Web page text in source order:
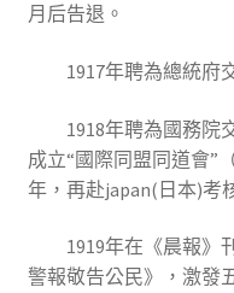
月后告退。
1917年聘為總統府
1918年聘為國務院
成立“國際同盟同道會”
年，再赴japan(日本)考
1919年在《晨報》
警報敬告公民》，激發